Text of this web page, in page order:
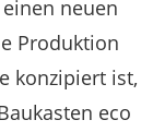
neuen
Produktion
konzipiert ist,
eco